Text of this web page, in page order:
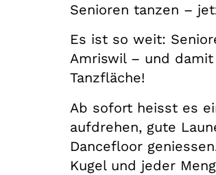
Senioren tanzen –
Es ist so weit:
Amriswil – und
Tanzfläche!
Ab sofort heisst es
aufdrehen, gute
Dancefloor
Kugel und jeder